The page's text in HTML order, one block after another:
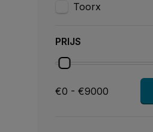
Toorx
PRIJS
€0 - €9000